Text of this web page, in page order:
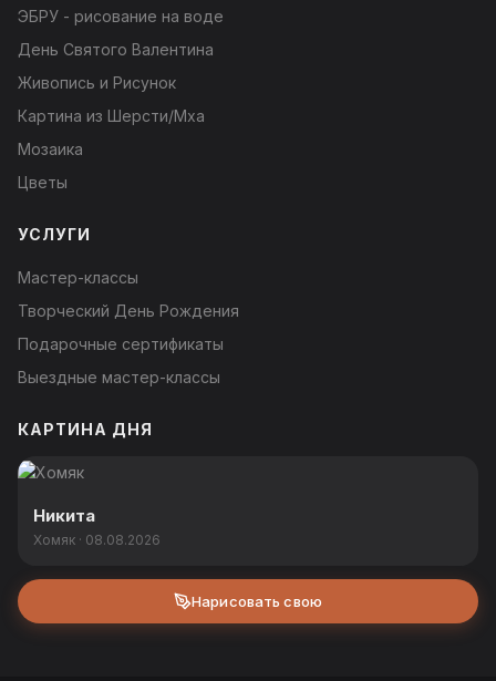
ЭБРУ - рисование на воде
День Святого Валентина
Живопись и Рисунок
Картина из Шерсти/Мха
Мозаика
Цветы
УСЛУГИ
Мастер-классы
Творческий День Рождения
Подарочные сертификаты
Выездные мастер-классы
КАРТИНА ДНЯ
Никита
Хомяк · 08.08.2026
Нарисовать свою